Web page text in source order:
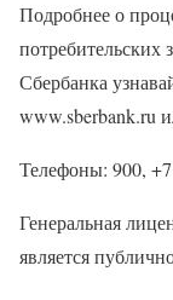
Подробнее о
потребительских
Сбербанка
www.sberbank.ru
Телефоны: 900,
Генеральная
является